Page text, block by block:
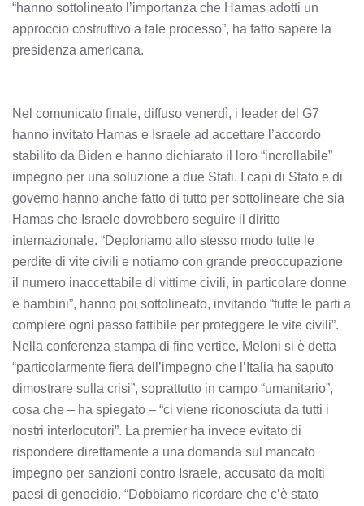
“hanno sottolineato l’importanza che Hamas adotti un
approccio costruttivo a tale processo”, ha fatto sapere la
presidenza americana.
Nel comunicato finale, diffuso venerdì, i leader del G7
hanno invitato Hamas e Israele ad accettare l’accordo
stabilito da Biden e hanno dichiarato il loro “incrollabile”
impegno per una soluzione a due Stati. I capi di Stato e di
governo hanno anche fatto di tutto per sottolineare che sia
Hamas che Israele dovrebbero seguire il diritto
internazionale. “Deploriamo allo stesso modo tutte le
perdite di vite civili e notiamo con grande preoccupazione
il numero inaccettabile di vittime civili, in particolare donne
e bambini”, hanno poi sottolineato, invitando “tutte le parti a
compiere ogni passo fattibile per proteggere le vite civili”.
Nella conferenza stampa di fine vertice, Meloni si è detta
“particolarmente fiera dell’impegno che l’Italia ha saputo
dimostrare sulla crisi”, soprattutto in campo “umanitario”,
cosa che – ha spiegato – “ci viene riconosciuta da tutti i
nostri interlocutori”. La premier ha invece evitato di
rispondere direttamente a una domanda sul mancato
impegno per sanzioni contro Israele, accusato da molti
paesi di genocidio. “Dobbiamo ricordare che c’è stato